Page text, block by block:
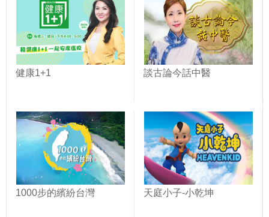
健康1+1 談古論今話中醫
1000步的繽紛台灣 天庭小子-小乾坤